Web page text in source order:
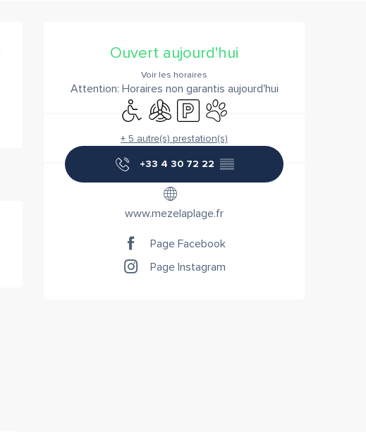
Ouverture et coordonnées
Ouvert aujourd'hui
Voir les horaires
Attention: Horaires non garantis aujourd'hui
Accès handicapés
Air conditionné
ParkingAnimaux acceptés
+ 5 autre(s) prestation(s)
+33 4 30 72 22 ▒▒
www.mezelaplage.fr
Page Facebook
Page Instagram